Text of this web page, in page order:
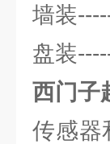
墙装
盘装
西门子
传感器